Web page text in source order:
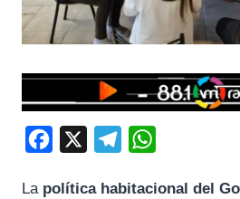
c
l
a
La política habitacional del